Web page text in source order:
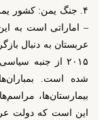
۴. جنگ یمن: کشور یمن سه سال است که مورد تجاوز ائتلاف سعودی
– اماراتی است به
عربستان به دنبال
۲۰۱۵ از جنبه
شده است.
بیمارستان‌ها،
این است که دولت